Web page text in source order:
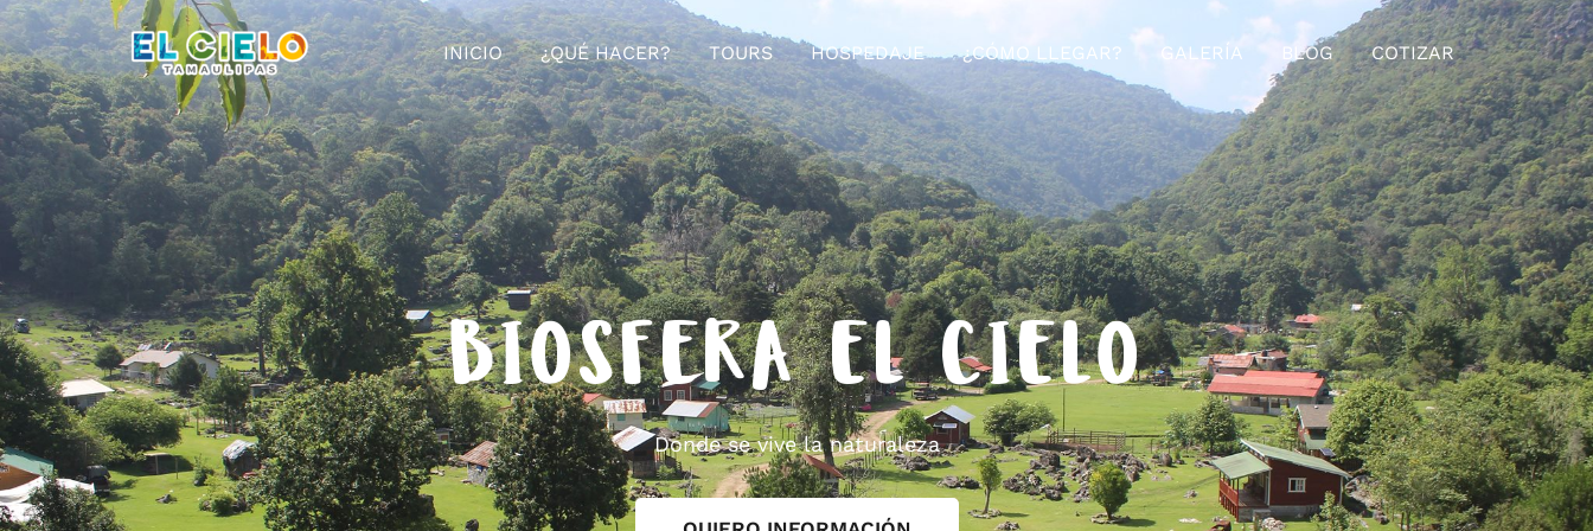
INICIO ¿QUÉ HACER? TOURS HOSPEDAJE ¿CÓMO LLEGAR? GALERÍA BLOG COTIZAR
BIOSFERA EL CIELO
Donde se vive la naturaleza